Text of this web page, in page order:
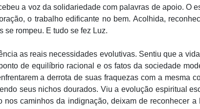
a voz da solidariedade com palavras de apoio. O
o trabalho edificante no bem. Acolhida,
se rompeu. E tudo se fez Luz.
as reais necessidades evolutivas. Sentiu que a
de equilíbrio racional e os fatos da sociedade
a derrota de suas fraquezas com a mesma
seus nichos dourados. Viu a evolução espiritual
nos caminhos da indignação, deixam de reconhecer